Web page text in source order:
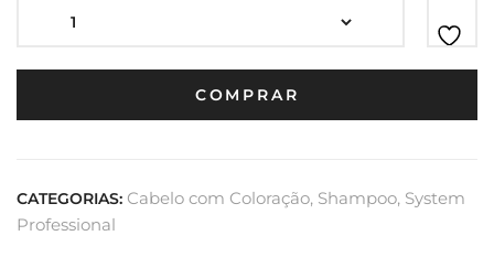
COMPRAR
CATEGORIAS: Cabelo com Coloração, Shampoo, System
Professional